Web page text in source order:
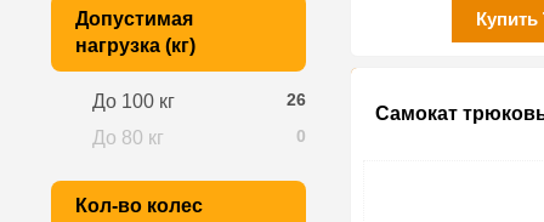
Купить
Самокат
Допустимая
нагрузка (кг)
26
До 100 кг
0
До 80 кг
Кол-во колес